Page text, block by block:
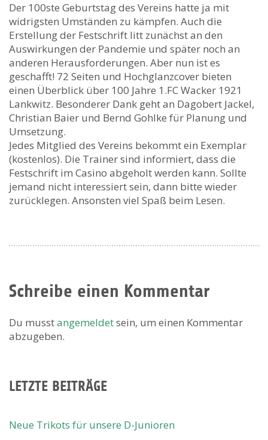
Der 100ste Geburtstag des Vereins hatte ja mit
widrigsten Umständen zu kämpfen. Auch die
Erstellung der Festschrift litt zunächst an den
Auswirkungen der Pandemie und später noch an
anderen Herausforderungen. Aber nun ist es
geschafft! 72 Seiten und Hochglanzcover bieten
einen Überblick über 100 Jahre 1.FC Wacker 1921
Lankwitz. Besonderer Dank geht an Dagobert Jackel,
Christian Baier und Bernd Gohlke für Planung und
Umsetzung.
Jedes Mitglied des Vereins bekommt ein Exemplar
(kostenlos). Die Trainer sind informiert, dass die
Festschrift im Casino abgeholt werden kann. Sollte
jemand nicht interessiert sein, dann bitte wieder
zurücklegen. Ansonsten viel Spaß beim Lesen.
Schreibe einen Kommentar
Du musstangemeldetsein, um einen Kommentar
abzugeben.
LETZTE BEITRÄGE
Neue Trikots für unsere D-Junioren